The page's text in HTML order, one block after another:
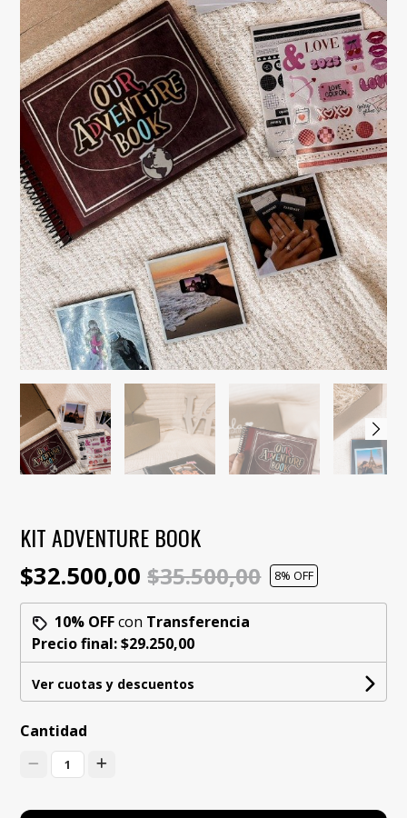
KIT ADVENTURE BOOK
$32.500,00$35.500,00 8% OFF
10% OFFcon Transferencia
Precio final:$29.250,00
Ver cuotas y descuentos
Cantidad
1